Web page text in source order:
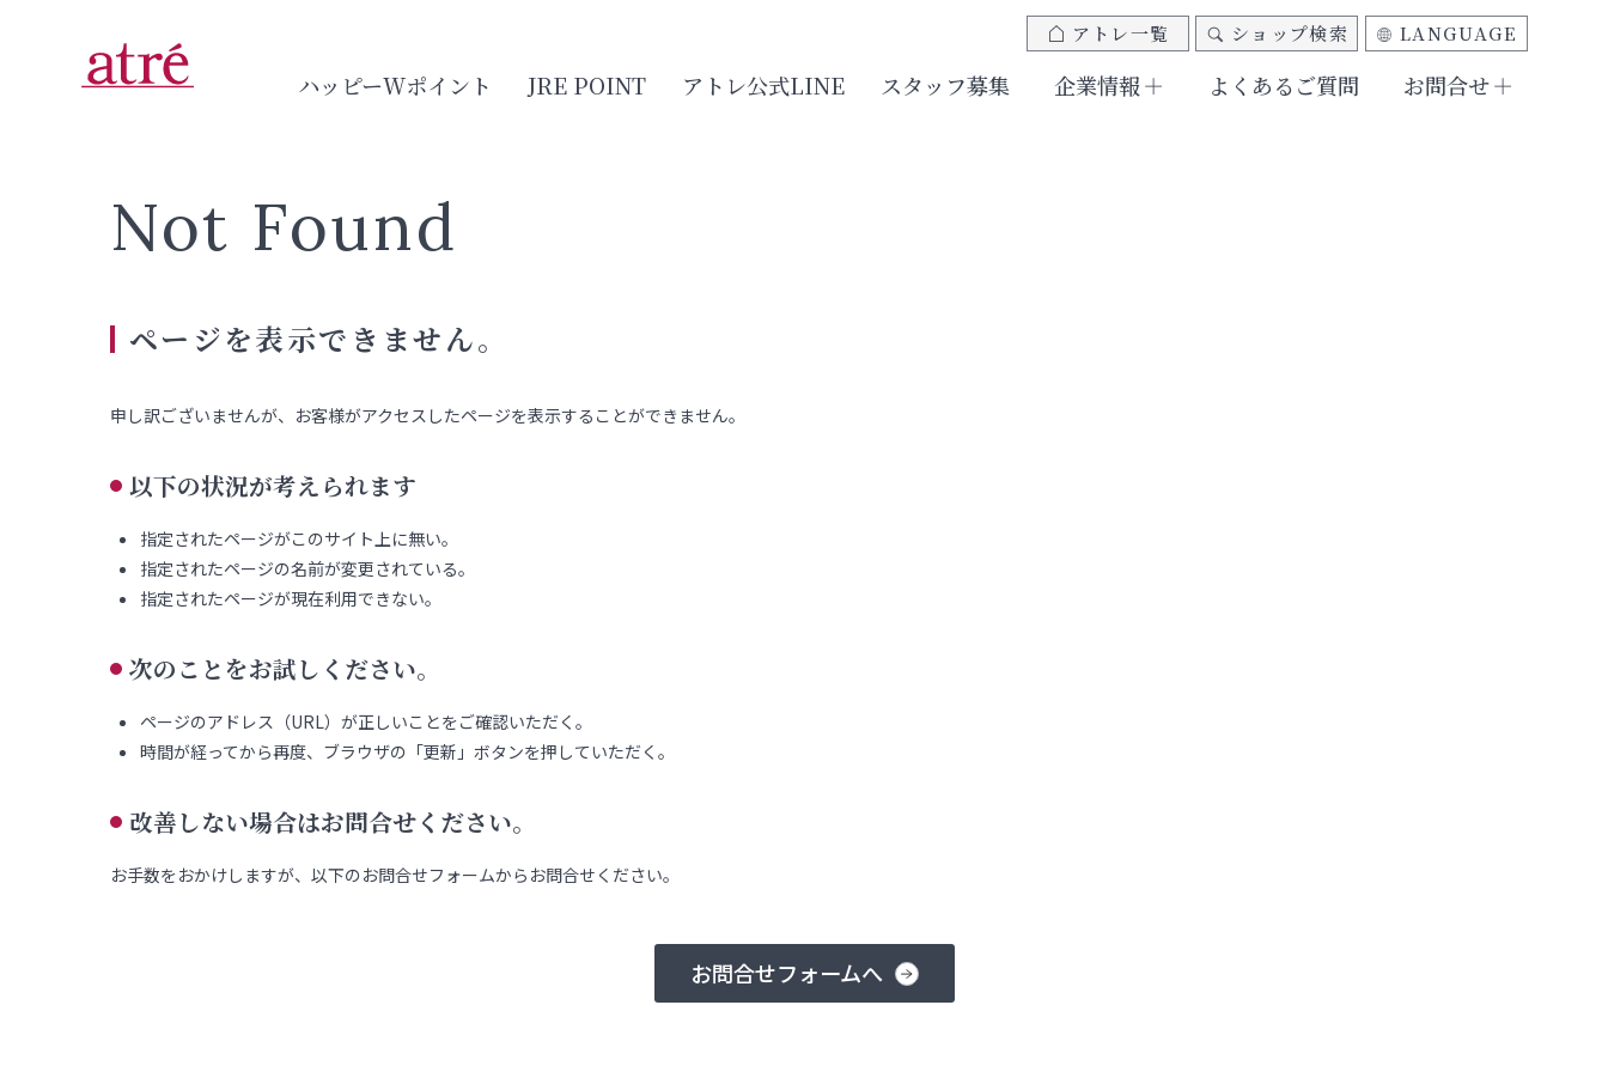
ハッピーWポイント JRE POINT アトレ公式LINE スタッフ募集 企業情報 よくあるご質問 お問合せ
アトレ一覧 ショップ検索 LANGUAGE
Not Found
ページを表示できません。
申し訳ございませんが、お客様がアクセスしたページを表示することができません。
以下の状況が考えられます
指定されたページがこのサイト上に無い。
指定されたページの名前が変更されている。
指定されたページが現在利用できない。
次のことをお試しください。
ページのアドレス（URL）が正しいことをご確認いただく。
時間が経ってから再度、ブラウザの「更新」ボタンを押していただく。
改善しない場合はお問合せください。
お手数をおかけしますが、以下のお問合せフォームからお問合せください。
お問合せフォームへ